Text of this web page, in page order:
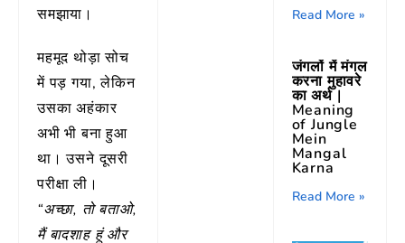
समझाया।
महमूद थोड़ा सोच
में पड़ गया, लेकिन
उसका अहंकार
अभी भी बना हुआ
था। उसने दूसरी
परीक्षा ली।
“अच्छा, तो बताओ,
मैं बादशाह हूं और
Read More »
जंगलों में मंगल
करना मुहावरे
का अर्थ |
Meaning
of Jungle
Mein
Mangal
Karna
Read More »